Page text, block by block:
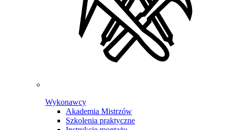
Wykonawcy
Akademia Mistrzów
Szkolenia praktyczne